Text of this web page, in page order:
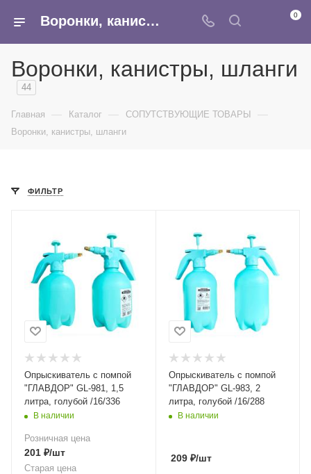
Воронки, канистры, шланги - купить оптом воронки для бензина в интернет-магазине Армина 0
Воронки, канистры, шланги
44
Главная — Каталог — СОПУТСТВУЮЩИЕ ТОВАРЫ —
Воронки, канистры, шланги
ФИЛЬТР
Опрыскиватель с помпой
"ГЛАВДОР" GL-981, 1,5
литра, голубой /16/336
В наличии
Розничная цена
201 ₽/шт
Старая цена
Опрыскиватель с помпой
"ГЛАВДОР" GL-983, 2
литра, голубой /16/288
В наличии
209₽/шт